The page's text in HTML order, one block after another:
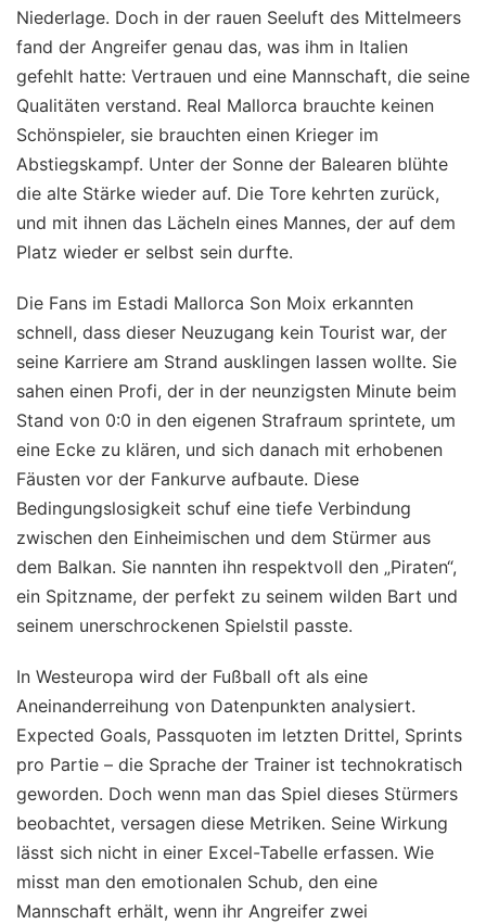
Niederlage. Doch in der rauen Seeluft des Mittelmeers
fand der Angreifer genau das, was ihm in Italien
gefehlt hatte: Vertrauen und eine Mannschaft, die seine
Qualitäten verstand. Real Mallorca brauchte keinen
Schönspieler, sie brauchten einen Krieger im
Abstiegskampf. Unter der Sonne der Balearen blühte
die alte Stärke wieder auf. Die Tore kehrten zurück,
und mit ihnen das Lächeln eines Mannes, der auf dem
Platz wieder er selbst sein durfte.
Die Fans im Estadi Mallorca Son Moix erkannten
schnell, dass dieser Neuzugang kein Tourist war, der
seine Karriere am Strand ausklingen lassen wollte. Sie
sahen einen Profi, der in der neunzigsten Minute beim
Stand von 0:0 in den eigenen Strafraum sprintete, um
eine Ecke zu klären, und sich danach mit erhobenen
Fäusten vor der Fankurve aufbaute. Diese
Bedingungslosigkeit schuf eine tiefe Verbindung
zwischen den Einheimischen und dem Stürmer aus
dem Balkan. Sie nannten ihn respektvoll den „Piraten“,
ein Spitzname, der perfekt zu seinem wilden Bart und
seinem unerschrockenen Spielstil passte.
In Westeuropa wird der Fußball oft als eine
Aneinanderreihung von Datenpunkten analysiert.
Expected Goals, Passquoten im letzten Drittel, Sprints
pro Partie – die Sprache der Trainer ist technokratisch
geworden. Doch wenn man das Spiel dieses Stürmers
beobachtet, versagen diese Metriken. Seine Wirkung
lässt sich nicht in einer Excel-Tabelle erfassen. Wie
misst man den emotionalen Schub, den eine
Mannschaft erhält, wenn ihr Angreifer zwei